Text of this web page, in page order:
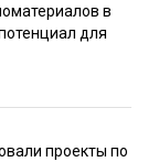
в
для
проекты по